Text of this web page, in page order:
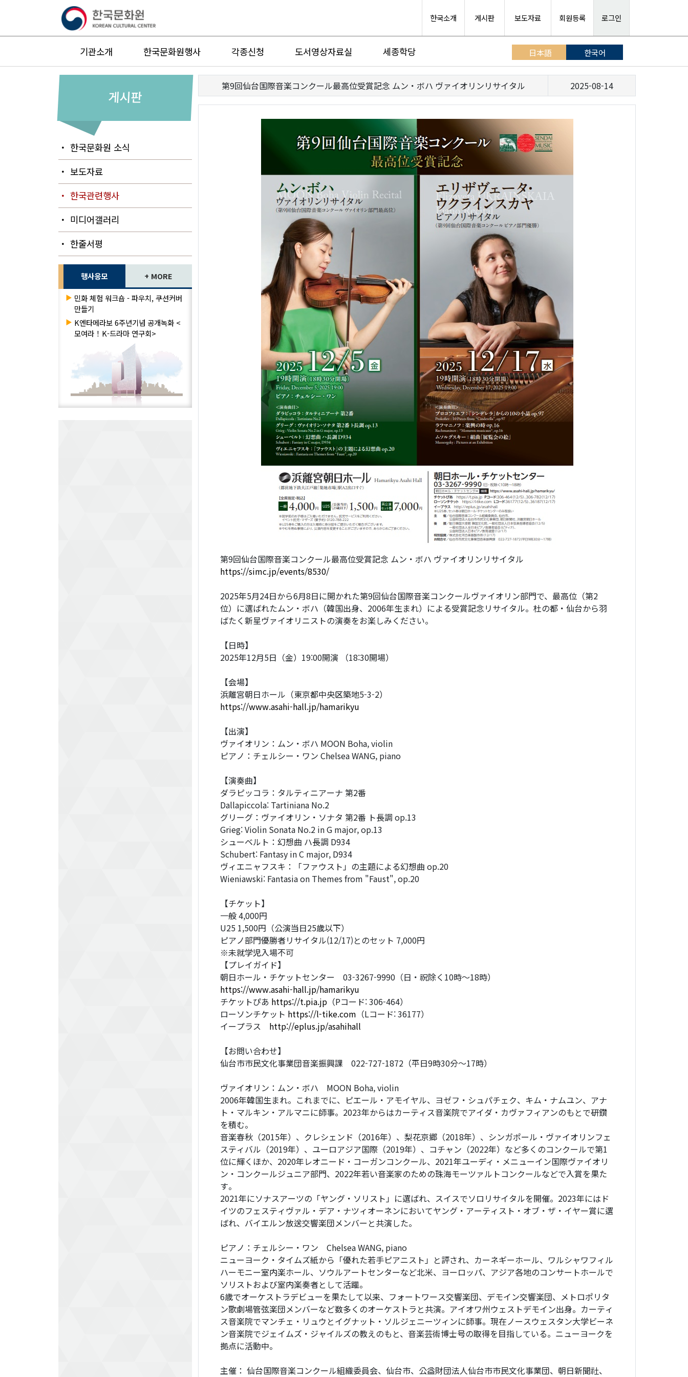
한국소개 게시판 보도자료 회원등록 로그인
기관소개 한국문화원행사 각종신청 도서영상자료실 세종학당 日本語 한국어
게시판
・ 한국문화원 소식
・ 보도자료
・ 한국관련행사
・ 미디어갤러리
・ 한줄서평
행사응모 + MORE
▶ 민화 체험 워크숍 - 파우치, 쿠션커버
만들기
▶ K엔타메라보 6주년기념 공개녹화 <
모여라！K-드라마 연구회>
第9回仙台国際音楽コンクール最高位受賞記念 ムン・ボハ ヴァイオリンリサイタル 2025-08-14
第9回仙台国際音楽コンクール最高位受賞記念 ムン・ボハ ヴァイオリンリサイタル
https://simc.jp/events/8530/
2025年5月24日から6月8日に開かれた第9回仙台国際音楽コンクールヴァイオリン部門で、最高位（第2
位）に選ばれたムン・ボハ（韓国出身、2006年生まれ）による受賞記念リサイタル。杜の都・仙台から羽
ばたく新星ヴァイオリニストの演奏をお楽しみください。
【日時】
2025年12月5日（金）19:00開演 （18:30開場）
【会場】
浜離宮朝日ホール（東京都中央区築地5-3-2）
https://www.asahi-hall.jp/hamarikyu
【出演】
ヴァイオリン：ムン・ボハ MOON Boha, violin
ピアノ：チェルシー・ワン Chelsea WANG, piano
【演奏曲】
ダラピッコラ：タルティニアーナ 第2番
Dallapiccola: Tartiniana No.2
グリーグ：ヴァイオリン・ソナタ 第2番 ト長調 op.13
Grieg: Violin Sonata No.2 in G major, op.13
シューベルト：幻想曲 ハ長調 D934
Schubert: Fantasy in C major, D934
ヴィエニャフスキ：「ファウスト」の主題による幻想曲 op.20
Wieniawski: Fantasia on Themes from "Faust", op.20
【チケット】
一般 4,000円
U25 1,500円（公演当日25歳以下）
ピアノ部門優勝者リサイタル(12/17)とのセット 7,000円
※未就学児入場不可
【プレイガイド】
朝日ホール・チケットセンター 03-3267-9990（日・祝除く10時～18時）
https://www.asahi-hall.jp/hamarikyu
チケットぴあ https://t.pia.jp （Pコード: 306-464）
ローソンチケット https://l-tike.com （Lコード: 36177）
イープラス http://eplus.jp/asahihall
【お問い合わせ】
仙台市市民文化事業団音楽振興課 022-727-1872（平日9時30分～17時）
ヴァイオリン：ムン・ボハ MOON Boha, violin
2006年韓国生まれ。これまでに、ピエール・アモイヤル、ヨゼフ・シュパチェク、キム・ナムユン、アナ
ト・マルキン・アルマニに師事。2023年からはカーティス音楽院でアイダ・カヴァフィアンのもとで研鑽
を積む。
音楽春秋（2015年）、クレシェンド（2016年）、梨花京郷（2018年）、シンガポール・ヴァイオリンフェ
スティバル（2019年）、ユーロアジア国際（2019年）、コチャン（2022年）など多くのコンクールで第1
位に輝くほか、2020年レオニード・コーガンコンクール、2021年ユーディ・メニューイン国際ヴァイオリ
ン・コンクールジュニア部門、2022年若い音楽家のための珠海モーツァルトコンクールなどで入賞を果た
す。
2021年にソナスアーツの「ヤング・ソリスト」に選ばれ、スイスでソロリサイタルを開催。2023年にはド
イツのフェスティヴァル・デア・ナツィオーネンにおいてヤング・アーティスト・オブ・ザ・イヤー賞に選
ばれ、バイエルン放送交響楽団メンバーと共演した。
ピアノ：チェルシー・ワン Chelsea WANG, piano
ニューヨーク・タイムズ紙から「優れた若手ピアニスト」と評され、カーネギーホール、ワルシャワフィル
ハーモニー室内楽ホール、ソウルアートセンターなど北米、ヨーロッパ、アジア各地のコンサートホールで
ソリストおよび室内楽奏者として活躍。
6歳でオーケストラデビューを果たして以来、フォートワース交響楽団、デモイン交響楽団、メトロポリタ
ン歌劇場管弦楽団メンバーなど数多くのオーケストラと共演。アイオワ州ウェストデモイン出身。カーティ
ス音楽院でマンチェ・リュウとイグナット・ソルジェニーツィンに師事。現在ノースウェスタン大学ビーネ
ン音楽院でジェイムズ・ジャイルズの教えのもと、音楽芸術博士号の取得を目指している。ニューヨークを
拠点に活動中。
主催： 仙台国際音楽コンクール組織委員会、仙台市、公益財団法人仙台市市民文化事業団、朝日新聞社、